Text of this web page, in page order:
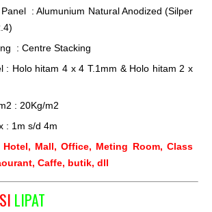
: Alumunium Natural Anodized (Silper
: Centre Stacking
: Holo hitam 4 x 4 T.1mm & Holo hitam 2 x
: 20Kg/m2
: 1m s/d 4m
Hotel, Mall, Office, Meting Room, Class
Caffe, butik, dll
LIPAT